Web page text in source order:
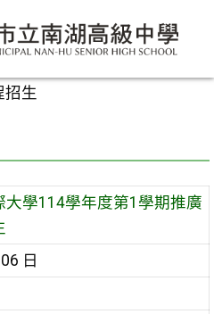
招生
大學114學年度第1學期推廣
日